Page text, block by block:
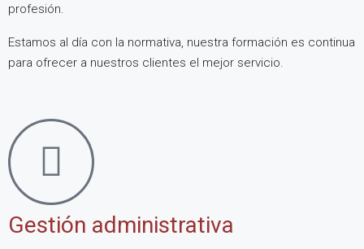
profesión.
Estamos al día con la normativa, nuestra formación es continua
para ofrecer a nuestros clientes el mejor servicio.
Gestión administrativa